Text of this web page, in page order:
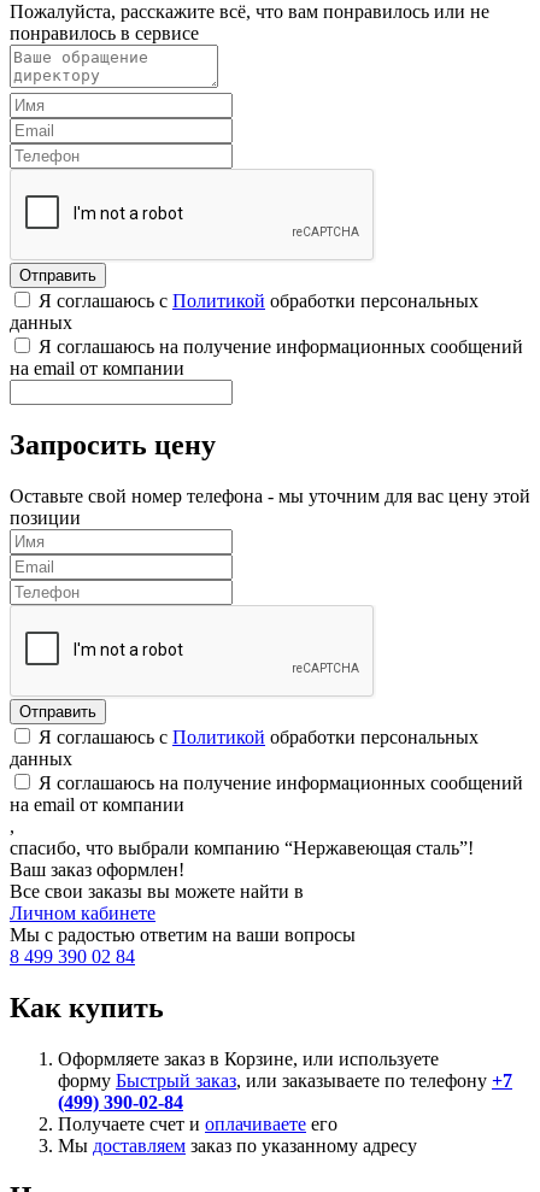
Пожалуйста, расскажите всё, что вам понравилось или не
понравилось в сервисе
Я соглашаюсь с Политикой обработки персональных
данных
Я соглашаюсь на получение информационных сообщений
на email от компании
Запросить цену
Оставьте свой номер телефона - мы уточним для вас цену этой
позиции
Я соглашаюсь с Политикой обработки персональных
данных
Я соглашаюсь на получение информационных сообщений
на email от компании
,
спасибо, что выбрали компанию “Нержавеющая сталь”!
Ваш заказ оформлен!
Все свои заказы вы можете найти в
Личном кабинете
Мы с радостью ответим на ваши вопросы
8 499 390 02 84
Как купить
Оформляете заказ в Корзине, или используете
форму Быстрый заказ, или заказываете по телефону +7
(499) 390-02-84
Получаете счет и оплачиваете его
Мы доставляем заказ по указанному адресу